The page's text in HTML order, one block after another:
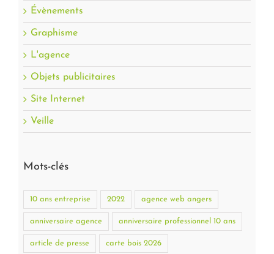
Évènements
Graphisme
L'agence
Objets publicitaires
Site Internet
Veille
Mots-clés
10 ans entreprise 2022 agence web angers
anniversaire agence anniversaire professionnel 10 ans
article de presse carte bois 2026